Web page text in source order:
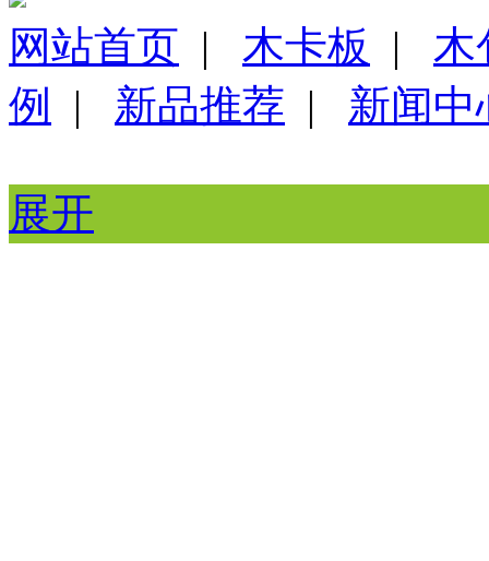
网站首页 | 木卡板 | 木
例
| 新品推荐 | 新闻中
展开